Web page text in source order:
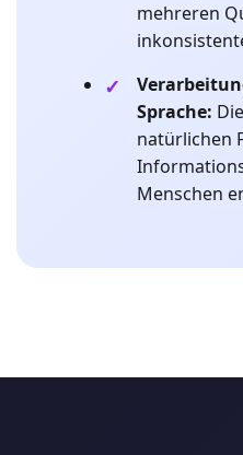
mehreren
Sprache:
natürlichen
Menschen